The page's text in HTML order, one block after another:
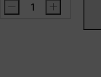
GRIMEY
- +